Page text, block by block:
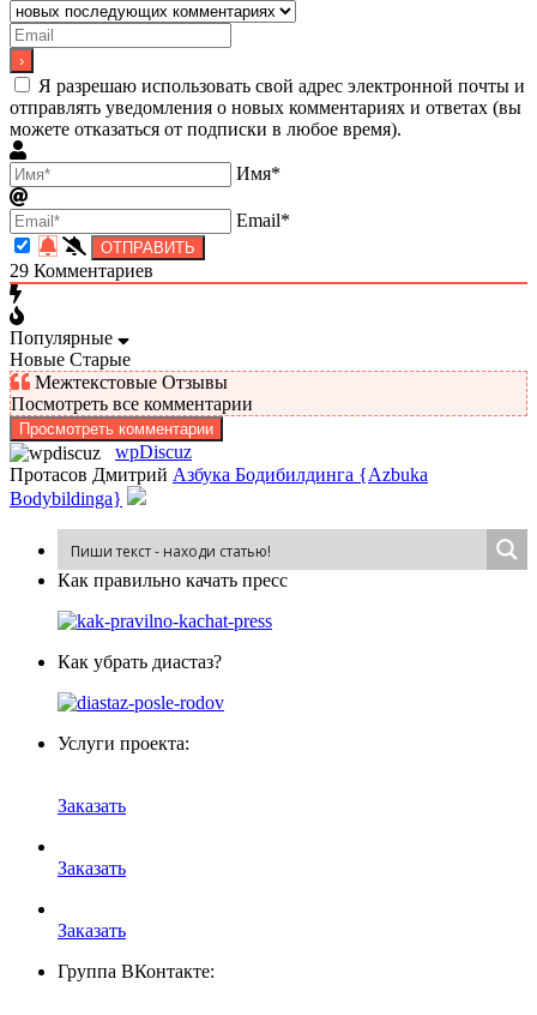
Я разрешаю использовать свой адрес электронной почты и
отправлять уведомления о новых комментариях и ответах (вы
можете отказаться от подписки в любое время).
Имя*
Email*
29 Комментариев
Популярные
Новые Старые
Межтекстовые Отзывы
Посмотреть все комментарии
Просмотреть комментарии
wpDiscuz
Протасов Дмитрий Азбука Бодибилдинга {Azbuka
Bodybildinga}
Как пра­виль­но ка­чать пресс
Как убрать диастаз?
Услуги проекта:
Заказать
Заказать
Заказать
Группа ВКонтакте: